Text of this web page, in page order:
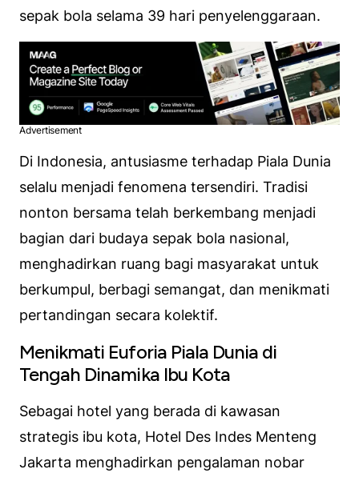
sepak bola selama 39 hari penyelenggaraan.
Advertisement
Di Indonesia, antusiasme terhadap Piala Dunia
selalu menjadi fenomena tersendiri. Tradisi
nonton bersama telah berkembang menjadi
bagian dari budaya sepak bola nasional,
menghadirkan ruang bagi masyarakat untuk
berkumpul, berbagi semangat, dan menikmati
pertandingan secara kolektif.
Menikmati Euforia Piala Dunia di
Tengah Dinamika Ibu Kota
Sebagai hotel yang berada di kawasan
strategis ibu kota, Hotel Des Indes Menteng
Jakarta menghadirkan pengalaman nobar